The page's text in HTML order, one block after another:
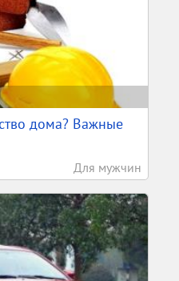
дома? Важные
Для мужчин